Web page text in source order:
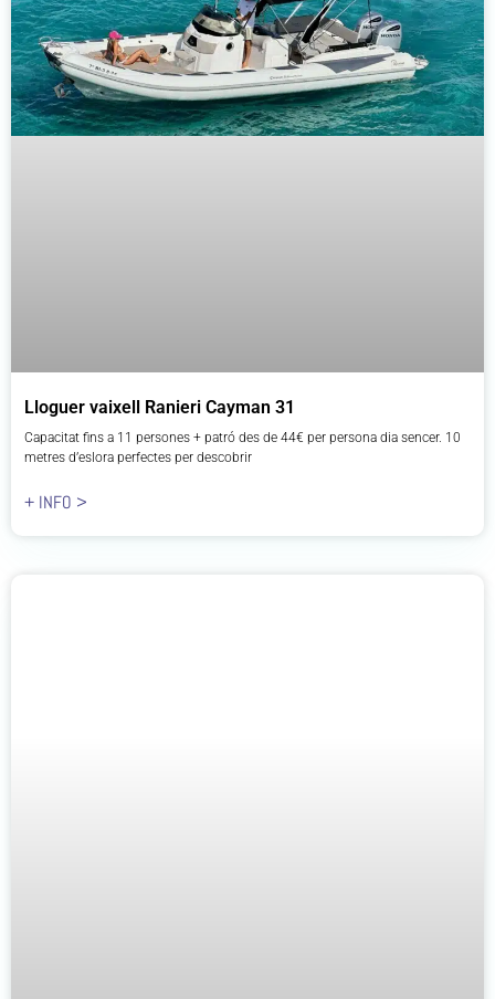
Lloguer vaixell Ranieri Cayman 31
Capacitat fins a 11 persones + patró des de 44€ per persona dia sencer. 10
metres d’eslora perfectes per descobrir
+ INFO >